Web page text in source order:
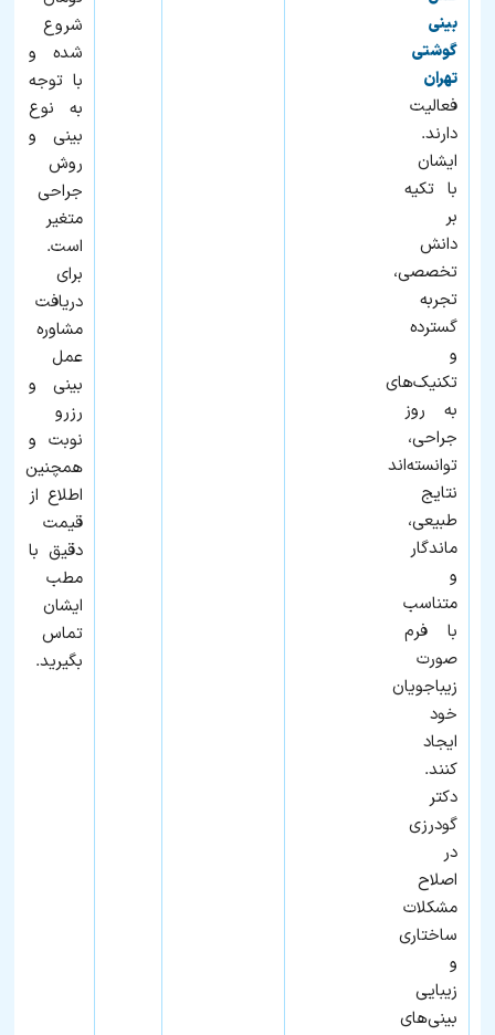
بینی
گوشتی
تهران
فعالیت
دارند.
ایشان
با تکیه
بر
دانش
تخصصی،
تجربه
گسترده
و
تکنیک‌های
به‌ روز
جراحی،
توانسته‌اند
نتایج
طبیعی،
ماندگار
و
متناسب
با فرم
صورت
زیباجویان
خود
ایجاد
کنند.
دکتر
گودرزی
در
اصلاح
مشکلات
ساختاری
و
زیبایی
بینی‌های
شروع
شده و
با توجه
به نوع
بینی و
روش
جراحی
متغیر
است.
برای
دریافت
مشاوره
عمل
بینی و
رزرو
نوبت و
همچنین
اطلاع از
قیمت
دقیق با
مطب
ایشان
تماس
بگیرید.